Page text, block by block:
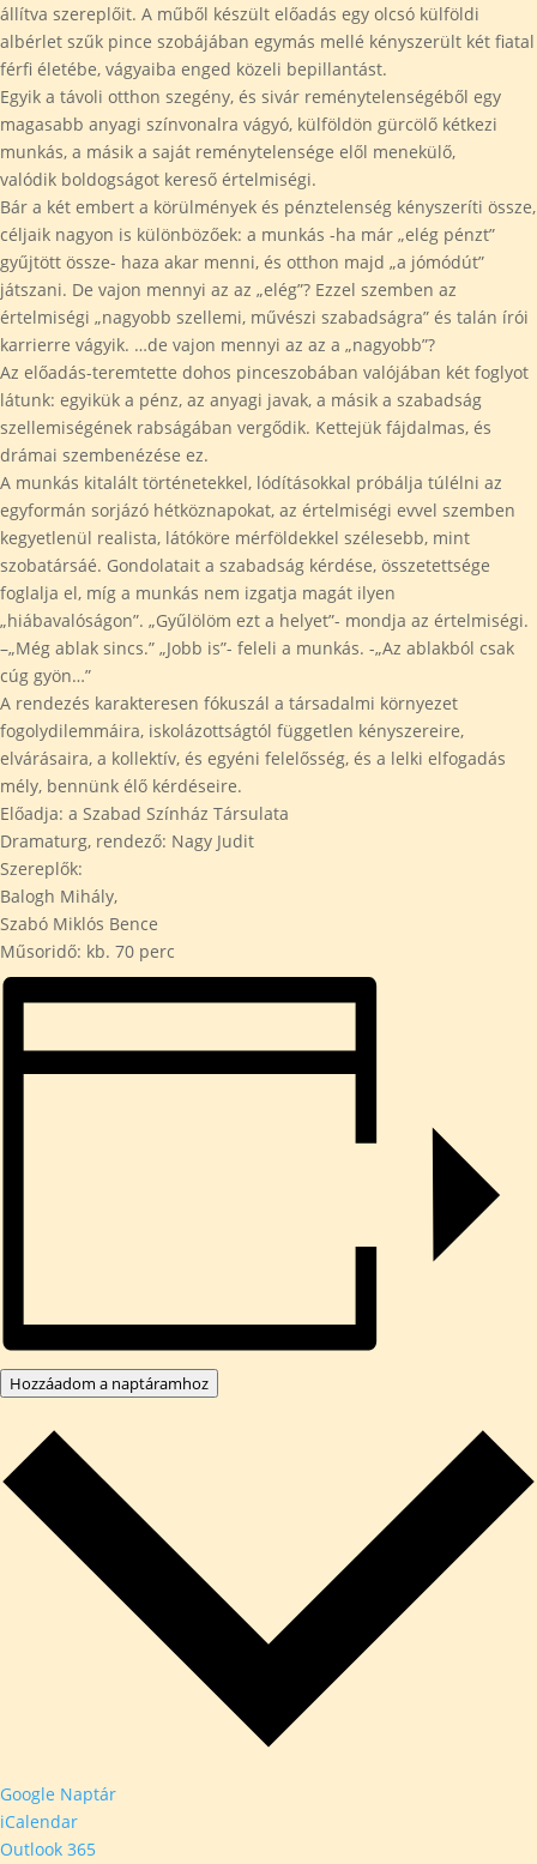
állítva szereplőit. A műből készült előadás egy olcsó külföldi
albérlet szűk pince szobájában egymás mellé kényszerült két fiatal
férfi életébe, vágyaiba enged közeli bepillantást.
Egyik a távoli otthon szegény, és sivár reménytelenségéből egy
magasabb anyagi színvonalra vágyó, külföldön gürcölő kétkezi
munkás, a másik a saját reménytelensége elől menekülő,
valódik boldogságot kereső értelmiségi.
Bár a két embert a körülmények és pénztelenség kényszeríti össze,
céljaik nagyon is különbözőek: a munkás -ha már „elég pénzt”
gyűjtött össze- haza akar menni, és otthon majd „a jómódút”
játszani. De vajon mennyi az az „elég”? Ezzel szemben az
értelmiségi „nagyobb szellemi, művészi szabadságra” és talán írói
karrierre vágyik. …de vajon mennyi az az a „nagyobb”?
Az előadás-teremtette dohos pinceszobában valójában két foglyot
látunk: egyikük a pénz, az anyagi javak, a másik a szabadság
szellemiségének rabságában vergődik. Kettejük fájdalmas, és
drámai szembenézése ez.
A munkás kitalált történetekkel, lódításokkal próbálja túlélni az
egyformán sorjázó hétköznapokat, az értelmiségi evvel szemben
kegyetlenül realista, látóköre mérföldekkel szélesebb, mint
szobatársáé. Gondolatait a szabadság kérdése, összetettsége
foglalja el, míg a munkás nem izgatja magát ilyen
„hiábavalóságon”. „Gyűlölöm ezt a helyet”- mondja az értelmiségi.
–„Még ablak sincs.” „Jobb is”- feleli a munkás. -„Az ablakból csak
cúg gyön…”
A rendezés karakteresen fókuszál a társadalmi környezet
fogolydilemmáira, iskolázottságtól független kényszereire,
elvárásaira, a kollektív, és egyéni felelősség, és a lelki elfogadás
mély, bennünk élő kérdéseire.
Előadja: a Szabad Színház Társulata
Dramaturg, rendező: Nagy Judit
Szereplők:
Balogh Mihály,
Szabó Miklós Bence
Műsoridő: kb. 70 perc
Hozzáadom a naptáramhoz
Google Naptár
iCalendar
Outlook 365